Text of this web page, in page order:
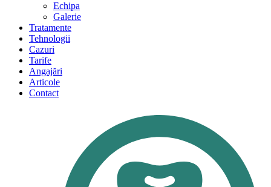
Echipa
Galerie
Tratamente
Tehnologii
Cazuri
Tarife
Angajări
Articole
Contact